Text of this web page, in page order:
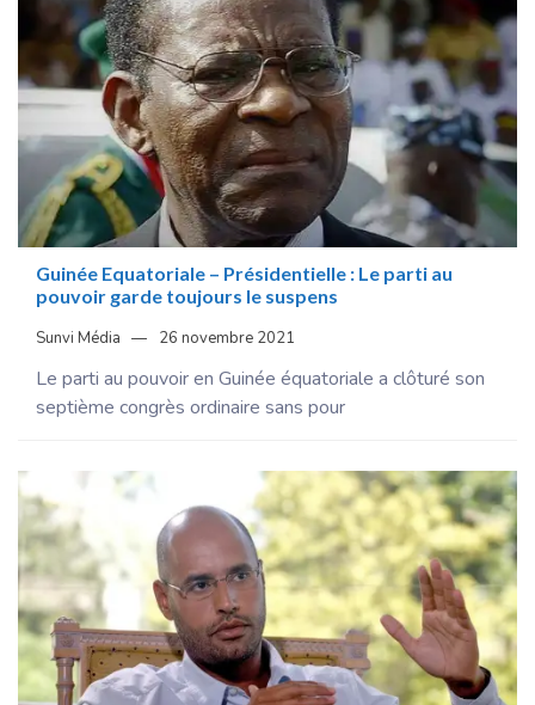
Guinée Equatoriale – Présidentielle : Le parti au
pouvoir garde toujours le suspens
Sunvi Média 26 novembre 2021
Le parti au pouvoir en Guinée équatoriale a clôturé son
septième congrès ordinaire sans pour